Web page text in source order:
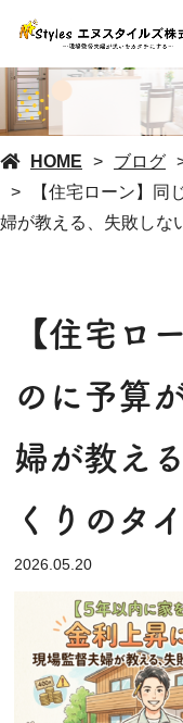
HOME ブログ
【住宅ローン】同
婦が教える、失敗しな
【住宅ロ
のに予算
婦が教え
くりのタ
2026.05.20